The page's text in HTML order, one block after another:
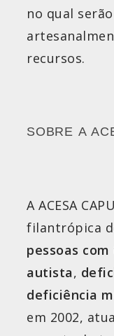
no qual
recursos.
SOBRE A
A ACESA
filantrópica
pessoas com
autista,
deficiência
em 2002,